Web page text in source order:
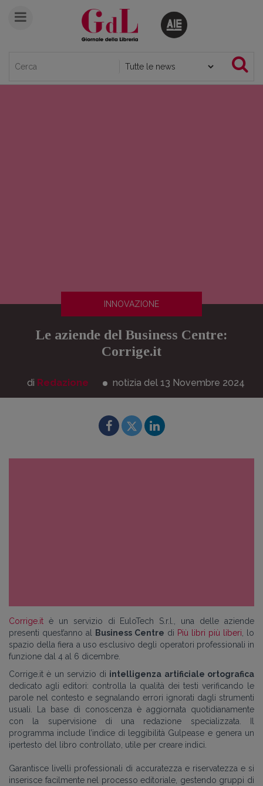
INNOVAZIONE
Le aziende del Business Centre:
Corrige.it
di Redazione notizia del 13 Novembre 2024
Corrige.it è un servizio di EuloTech S.r.l., una delle aziende
presenti quest’anno al
Business Centre di Più libri più liberi , lo
spazio della fiera a uso esclusivo degli operatori professionali in
funzione dal 4 al 6 dicembre.
Corrige.it è un servizio di intelligenza artificiale ortografica
dedicato agli editori: controlla la qualità dei testi verificando le
parole nel contesto e segnalando errori ignorati dagli strumenti
usuali. La base di conoscenza è aggiornata quotidianamente
con la supervisione di una redazione specializzata. Il
programma include l’indice di leggibilità Gulpease e genera un
ipertesto del libro controllato, utile per creare indici.
Garantisce livelli professionali di accuratezza e riservatezza e si
inserisce facilmente nel processo editoriale, gestendo gruppi di